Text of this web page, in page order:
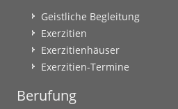
Geistliche Begleitung
Exerzitien
Exerzitienhäuser
Exerzitien-Termine
Berufung